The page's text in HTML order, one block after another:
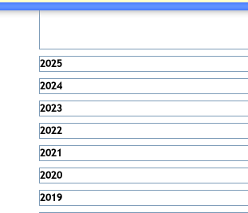
2025
2024
2023
2022
2021
2020
2019